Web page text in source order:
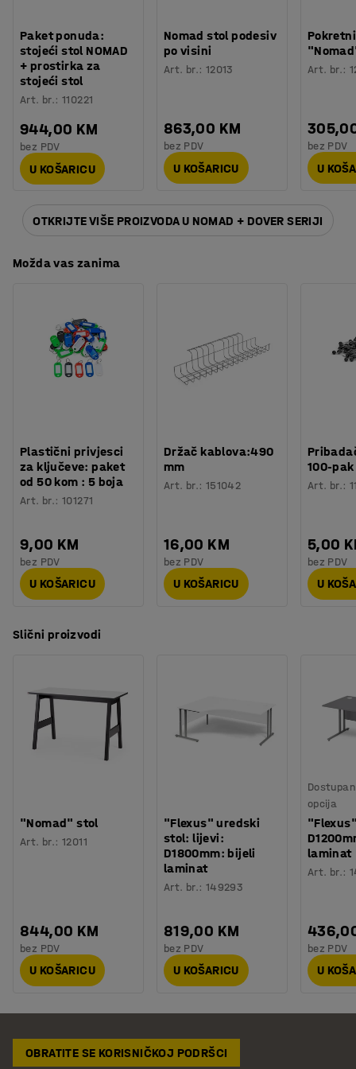
Prikaži više
Pokretna komoda"Nomad"
885 mm
Širina:
Visina, Unutarnja:380 mm...
Prikaži više
Paket ponuda:
stojeći stol NOMAD
+ prostirka za
stojeći stol
Art. br.:110221
944,00 KM
bez PDV
U KOŠARICU
Nomad stol podesiv
po visini
Art. br.: 12013
863,00 KM
bez PDV
U KOŠARICU
Art. br.:
bez PDV
U
OTKRIJTE VIŠE PROIZVODA U NOMAD + DOVER SERIJI
Možda vas zanima
Plastični privjesci
za ključeve: paket
od 50 kom : 5 boja
Art. br.:101271
9,00 KM
bez PDV
U KOŠARICU
Držač kablova:490
mm
Art. br.: 151042
16,00 KM
bez PDV
U KOŠARICU
100-pak
Art. br.:
5,00
bez PDV
U
Slični proizvodi
"Nomad" stol
Art. br.:12011
844,00 KM
bez PDV
U KOŠARICU
"Flexus" uredski
stol: lijevi:
D1800mm: bijeli
laminat
Art. br.: 149293
819,00 KM
bez PDV
U KOŠARICU
opcija
laminat
Art. br.:
bez PDV
U
OBRATITE SE KORISNIČKOJ PODRŠCI